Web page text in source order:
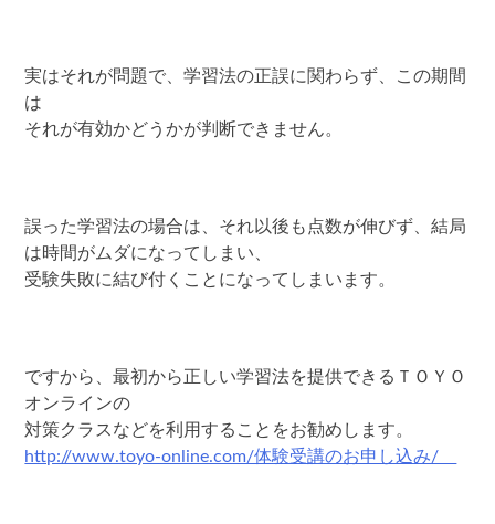
実はそれが問題で、学習法の正誤に関わらず、この期間
は
それが有効かどうかが判断できません。
誤った学習法の場合は、それ以後も点数が伸びず、結局
は時間がムダになってしまい、
受験失敗に結び付くことになってしまいます。
ですから、最初から正しい学習法を提供できるＴＯＹＯ
オンラインの
対策クラスなどを利用することをお勧めします。
http://www.toyo-online.com/体験受講のお申し込み/